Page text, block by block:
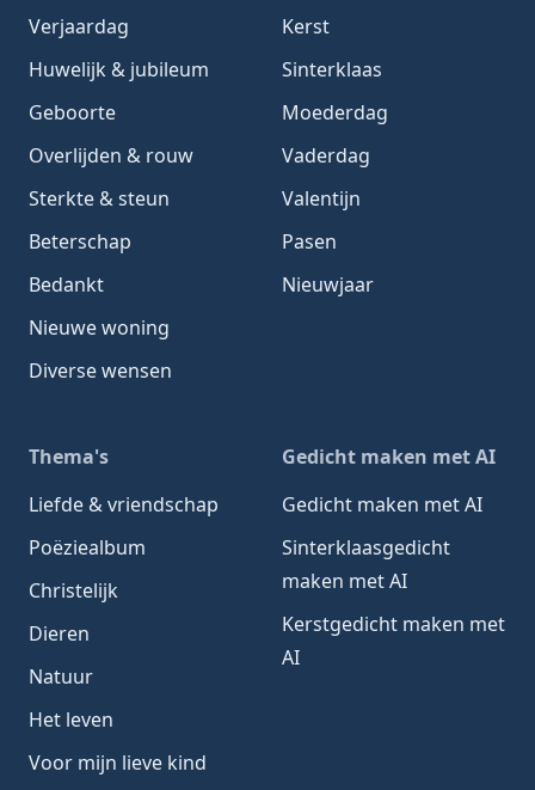
Verjaardag
Huwelijk & jubileum
Geboorte
Overlijden & rouw
Sterkte & steun
Beterschap
Bedankt
Nieuwe woning
Diverse wensen
Kerst
Sinterklaas
Moederdag
Vaderdag
Valentijn
Pasen
Nieuwjaar
Thema's
Liefde & vriendschap
Poëziealbum
Christelijk
Dieren
Natuur
Het leven
Voor mijn lieve kind
Gedicht maken met AI
Gedicht maken met AI
Sinterklaasgedicht
maken met AI
Kerstgedicht maken met
AI